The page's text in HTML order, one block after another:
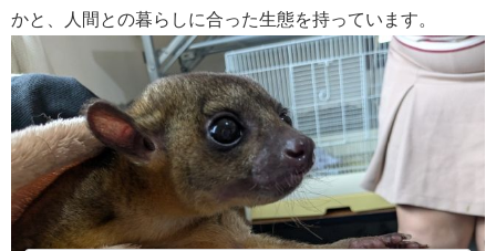
かと、人間との暮らしに合った生態を持っています。